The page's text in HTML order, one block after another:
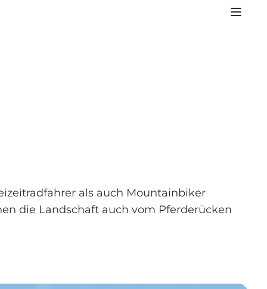
als auch Mountainbiker
die Landschaft auch vom Pferderücken